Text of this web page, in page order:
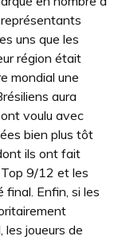
uns que les
région était
mondial une
aura
voulu avec
bien plus tôt
ils ont fait
9/12 et les
Enfin, si les
joueurs de